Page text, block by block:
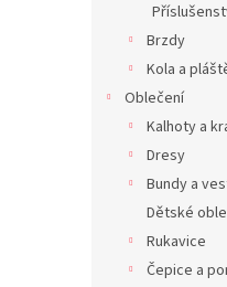
Brzdy
Kola a
Oblečení
Kalhoty a
Dresy
Bundy a
Dětské
Rukavice
Čepice a